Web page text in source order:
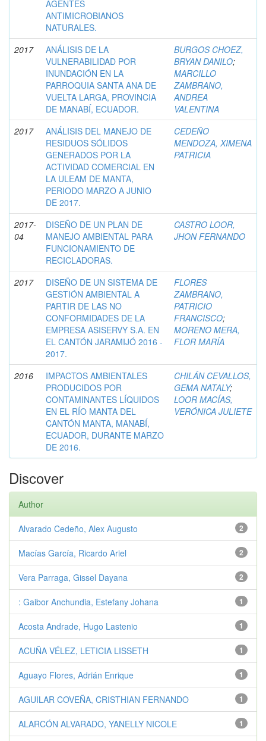
AGENTES
ANTIMICROBIANOS
NATURALES.
2017
ANÁLISIS DE LA
VULNERABILIDAD POR
INUNDACIÓN EN LA
PARROQUIA SANTA ANA DE
VUELTA LARGA, PROVINCIA
DE MANABÍ, ECUADOR.
BURGOS CHOEZ,
BRYAN DANILO;
MARCILLO
ZAMBRANO,
ANDREA
VALENTINA
2017
ANÁLISIS DEL MANEJO DE
RESIDUOS SÓLIDOS
GENERADOS POR LA
ACTIVIDAD COMERCIAL EN
LA ULEAM DE MANTA,
PERIODO MARZO A JUNIO
DE 2017.
CEDEÑO
MENDOZA, XIMENA
PATRICIA
2017-
04
DISEÑO DE UN PLAN DE
MANEJO AMBIENTAL PARA
FUNCIONAMIENTO DE
RECICLADORAS.
CASTRO LOOR,
JHON FERNANDO
2017
DISEÑO DE UN SISTEMA DE
GESTIÓN AMBIENTAL A
PARTIR DE LAS NO
CONFORMIDADES DE LA
EMPRESA ASISERVY S.A. EN
EL CANTÓN JARAMIJÓ 2016 -
2017.
FLORES
ZAMBRANO,
PATRICIO
FRANCISCO;
MORENO MERA,
FLOR MARÍA
2016
IMPACTOS AMBIENTALES
PRODUCIDOS POR
CONTAMINANTES LÍQUIDOS
EN EL RÍO MANTA DEL
CANTÓN MANTA, MANABÍ,
ECUADOR, DURANTE MARZO
DE 2016.
CHILÁN CEVALLOS,
GEMA NATALY;
LOOR MACÍAS,
VERÓNICA JULIETE
Discover
Author
2
Alvarado Cedeño, Alex Augusto
2
Macías García, Ricardo Ariel
2
Vera Parraga, Gissel Dayana
1
: Gaibor Anchundia, Estefany Johana
1
Acosta Andrade, Hugo Lastenio
1
ACUÑA VÉLEZ, LETICIA LISSETH
1
Aguayo Flores, Adrián Enrique
1
AGUILAR COVEÑA, CRISTHIAN FERNANDO
1
ALARCÓN ALVARADO, YANELLY NICOLE